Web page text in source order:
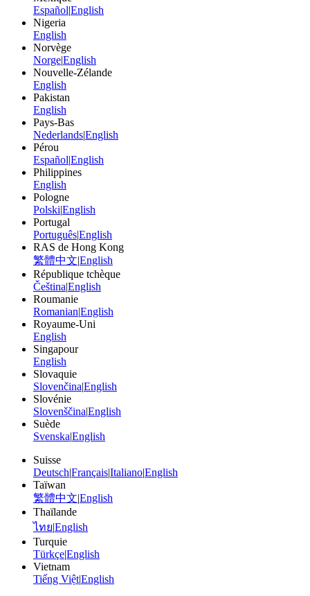
Español|English
Nigeria
English
Norvège
Norge|English
Nouvelle-Zélande
English
Pakistan
English
Pays-Bas
Nederlands|English
Pérou
Español|English
Philippines
English
Pologne
Polski|English
Portugal
Português|English
RAS de Hong Kong
繁體中文|English
République tchèque
Čeština|English
Roumanie
Romanian|English
Royaume-Uni
English
Singapour
English
Slovaquie
Slovenčina|English
Slovénie
Slovenščina|English
Suède
Svenska|English
Suisse
Deutsch|Français|Italiano|English
Taïwan
繁體中文|English
Thaïlande
ไทย|English
Turquie
Türkçe|English
Vietnam
Tiếng Việt|English